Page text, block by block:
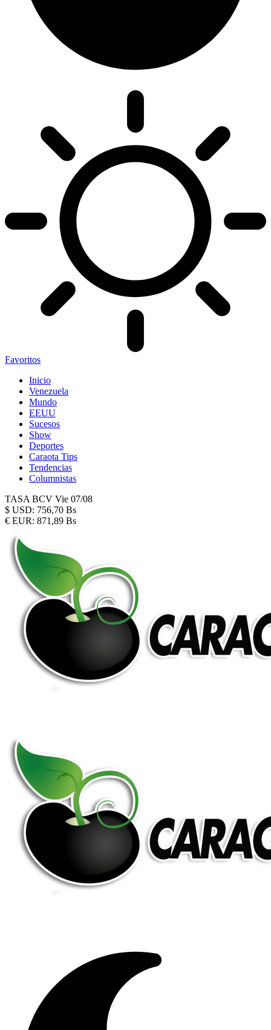
Favoritos
Inicio
Venezuela
Mundo
EEUU
Sucesos
Show
Deportes
Caraota Tips
Tendencias
Columnistas
TASA BCV Vie 07/08
$ USD: 756,70 Bs
€ EUR: 871,89 Bs